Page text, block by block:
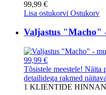
99,99 €
Lisa ostukorvi Ostukorv
Valjastus "Macho"
99,99 €
Tõsistele meestele! Näita
detailidega rakmed
1 KLIENTIDE